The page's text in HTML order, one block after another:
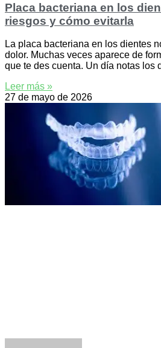
Placa bacteriana en los
riesgos y cómo evitarla
La placa bacteriana en los dientes
dolor. Muchas veces aparece de
que te des cuenta. Un día notas los
Leer más »
27 de mayo de 2026